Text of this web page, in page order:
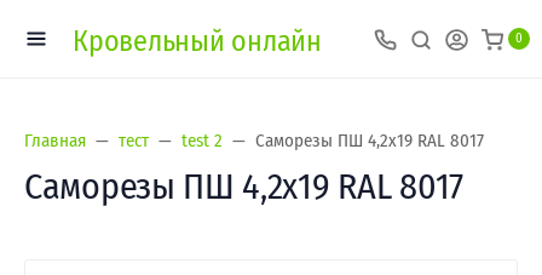
Кровельный онлайн 0
Главная тест test 2 Саморезы ПШ 4,2х19 RAL 8017
Саморезы ПШ 4,2х19 RAL 8017